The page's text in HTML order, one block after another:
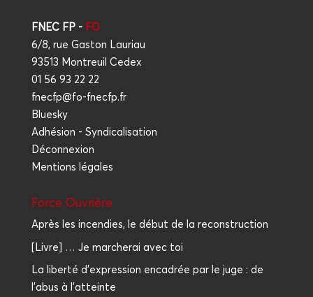
FNEC FP -FO
6/8, rue Gaston Lauriau
93513 Montreuil Cedex
01 56 93 22 22
fnecfp@fo-fnecfp.fr
Bluesky
Adhésion - Syndicalisation
Déconnexion
Mentions légales
Force Ouvrière
Après les incendies, le début de la reconstruction
[Livre] … Je marcherai avec toi
La liberté d'expression encadrée par le juge : de
l'abus à l'atteinte